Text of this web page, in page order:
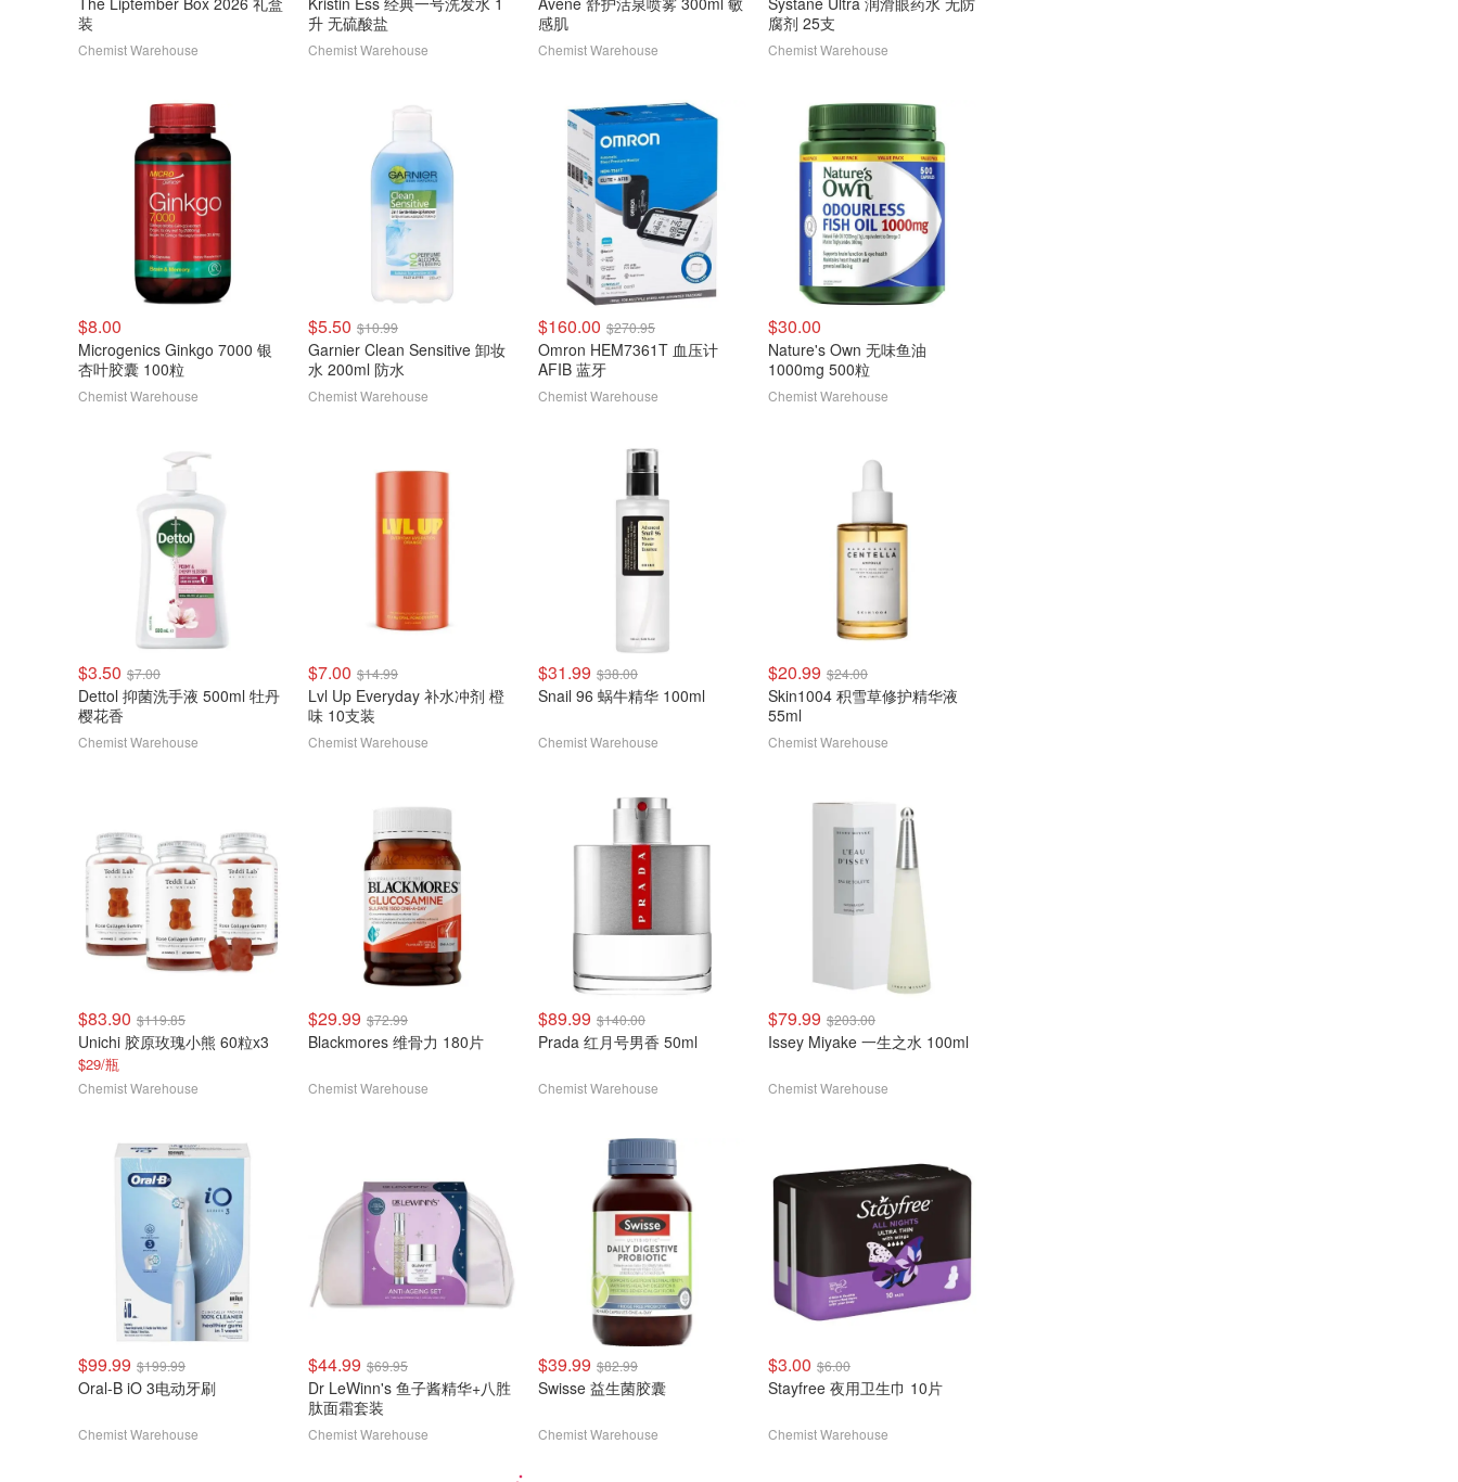
装
Chemist Warehouse
升 无硫酸盐
Chemist Warehouse
感肌
Chemist Warehouse
腐剂 25支
Chemist Warehouse
$8.00
Microgenics Ginkgo 7000 银
杏叶胶囊 100粒
Chemist Warehouse
$5.50 $10.99
Garnier Clean Sensitive 卸妆
水 200ml 防水
Chemist Warehouse
$160.00 $270.95
Omron HEM7361T 血压计
AFIB 蓝牙
Chemist Warehouse
$30.00
Nature's Own 无味鱼油
1000mg 500粒
Chemist Warehouse
$3.50 $7.00
Dettol 抑菌洗手液 500ml 牡丹
樱花香
Chemist Warehouse
$7.00 $14.99
Lvl Up Everyday 补水冲剂 橙
味 10支装
Chemist Warehouse
$31.99 $38.00
Snail 96 蜗牛精华 100ml
Chemist Warehouse
$20.99 $24.00
Skin1004 积雪草修护精华液
55ml
Chemist Warehouse
$83.90 $119.85
Unichi 胶原玫瑰小熊 60粒x3
$29/瓶
Chemist Warehouse
$29.99 $72.99
Blackmores 维骨力 180片
Chemist Warehouse
$89.99 $140.00
Prada 红月号男香 50ml
Chemist Warehouse
$79.99 $203.00
Issey Miyake 一生之水 100ml
Chemist Warehouse
$99.99 $199.99
Oral-B iO 3电动牙刷
Chemist Warehouse
$44.99 $69.95
Dr LeWinn's 鱼子酱精华+八胜
肽面霜套装
Chemist Warehouse
$39.99 $82.99
Swisse 益生菌胶囊
Chemist Warehouse
$3.00 $6.00
Stayfree 夜用卫生巾 10片
Chemist Warehouse